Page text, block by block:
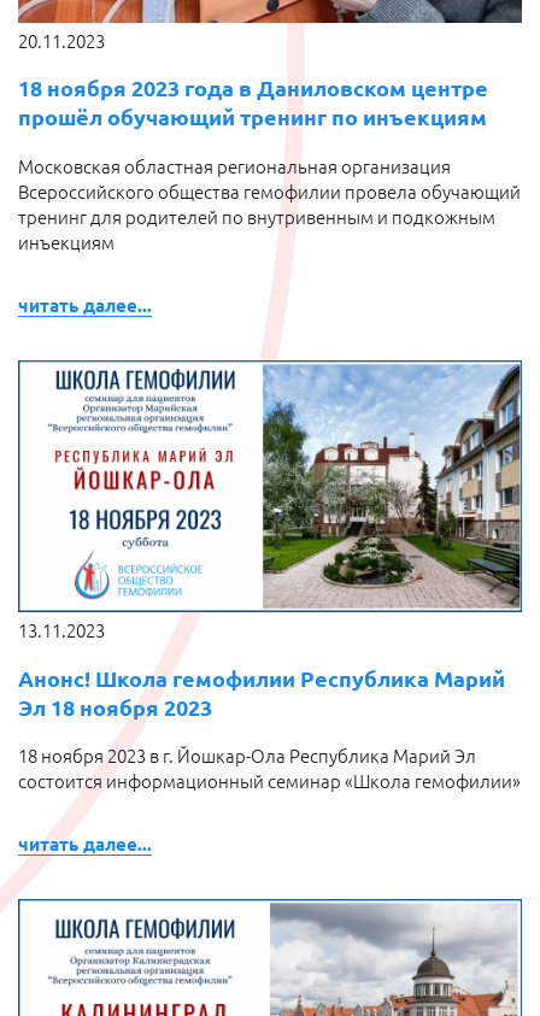
20.11.2023
18 ноября 2023 года в Даниловском центре
прошёл обучающий тренинг по инъекциям
Московская областная региональная организация
Всероссийского общества гемофилии провела обучающий
тренинг для родителей по внутривенным и подкожным
инъекциям
читать далее...
13.11.2023
Анонс! Школа гемофилии Республика Марий
Эл 18 ноября 2023
18 ноября 2023 в г. Йошкар-Ола Республика Марий Эл
состоится информационный семинар «Школа гемофилии»
читать далее...